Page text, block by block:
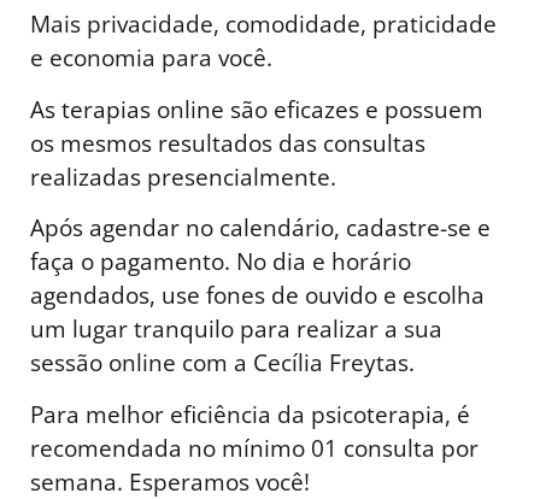
Mais privacidade, comodidade, praticidade
e economia para você.
As terapias online são eficazes e possuem
os mesmos resultados das consultas
realizadas presencialmente.
Após agendar no calendário, cadastre-se e
faça o pagamento. No dia e horário
agendados, use fones de ouvido e escolha
um lugar tranquilo para realizar a sua
sessão online com a Cecília Freytas.
Para melhor eficiência da psicoterapia, é
recomendada no mínimo 01 consulta por
semana. Esperamos você!